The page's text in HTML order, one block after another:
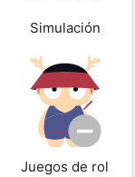
Simulación
Juegos de rol